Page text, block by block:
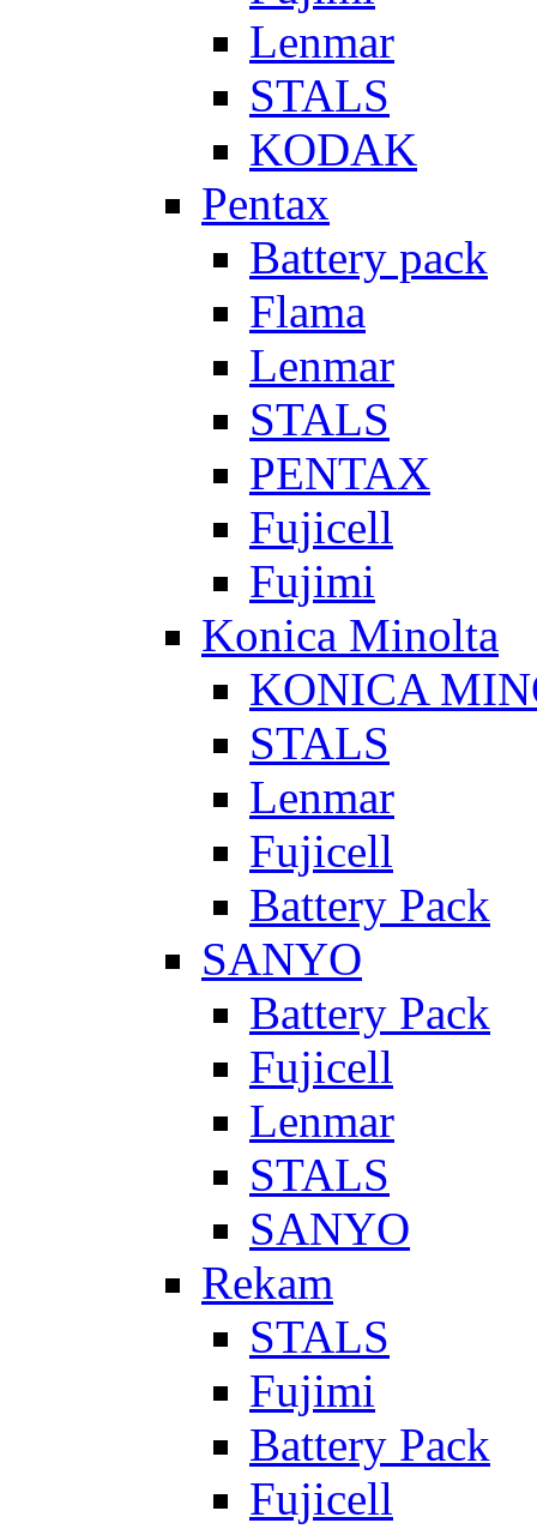
Lenmar
STALS
KODAK
Pentax
Battery pack
Flama
Lenmar
STALS
PENTAX
Fujicell
Fujimi
Konica Minolta
KONICA
STALS
Lenmar
Fujicell
Battery Pack
SANYO
Battery Pack
Fujicell
Lenmar
STALS
SANYO
Rekam
STALS
Fujimi
Battery Pack
Fujicell